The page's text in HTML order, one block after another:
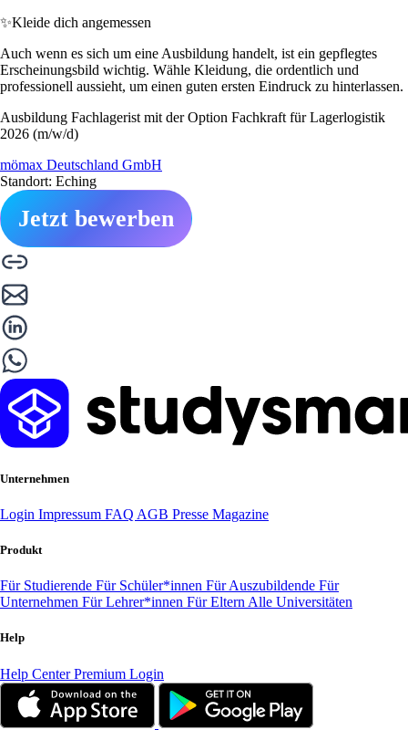
✨Kleide dich angemessen
Auch wenn es sich um eine Ausbildung handelt, ist ein gepflegtes
Erscheinungsbild wichtig. Wähle Kleidung, die ordentlich und
professionell aussieht, um einen guten ersten Eindruck zu hinterlassen.
Ausbildung Fachlagerist mit der Option Fachkraft für Lagerlogistik
2026 (m/w/d)
mömax Deutschland GmbH
Standort: Eching
Jetzt bewerben
Unternehmen
Login Impressum FAQ AGB Presse Magazine
Produkt
Für Studierende Für Schüler*innen Für Auszubildende Für
Unternehmen Für Lehrer*innen Für Eltern Alle Universitäten
Help
Help CenterPremium Login